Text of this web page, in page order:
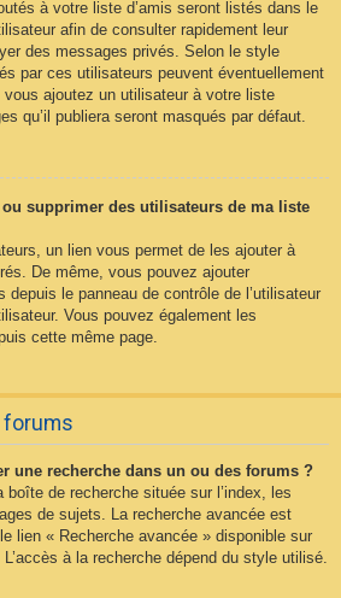
à votre liste d’amis seront listés dans le
afin de consulter rapidement leur
des messages privés. Selon le style
par ces utilisateurs peuvent éventuellement
ajoutez un utilisateur à votre liste
qu’il publiera seront masqués par défaut.
supprimer des utilisateurs de ma liste
un lien vous permet de les ajouter à
De même, vous pouvez ajouter
le panneau de contrôle de l’utilisateur
Vous pouvez également les
cette même page.
forums
une recherche dans un ou des forums ?
de recherche située sur l’index, les
de sujets. La recherche avancée est
lien « Recherche avancée » disponible sur
à la recherche dépend du style utilisé.